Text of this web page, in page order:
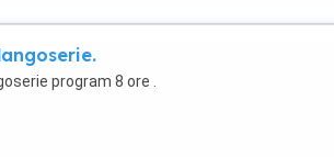
program 8 ore .